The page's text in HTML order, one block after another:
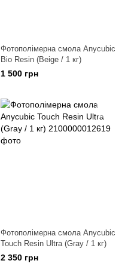
Фотополімерна смола Anycubic
Bio Resin (Beige / 1 кг)
1 500 грн
Фотополімерна смола Anycubic
Touch Resin Ultra (Gray / 1 кг)
2 350 грн